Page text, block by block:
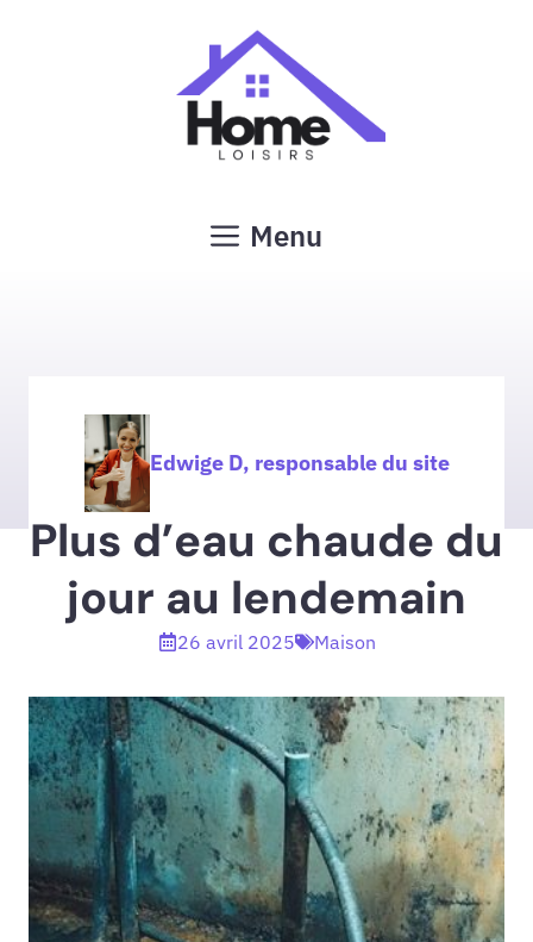
Menu
Edwige D, responsable du site
Plus d’eau chaude du
jour au lendemain
26 avril 2025 Maison